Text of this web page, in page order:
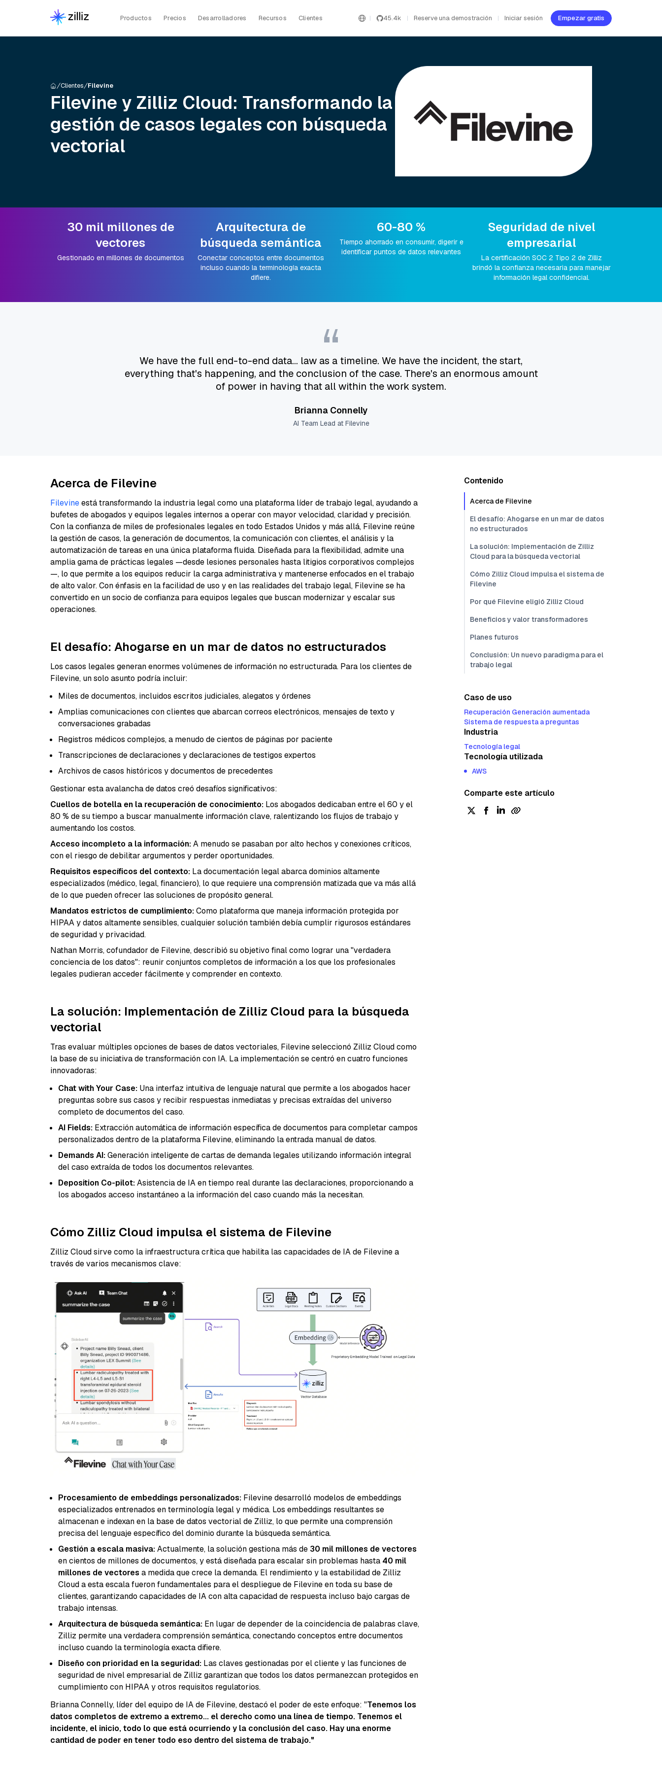
Productos Precios Desarrolladores Recursos Clientes 45.4k Reserve una demostración Iniciar sesión Empezar gratis
Clientes Filevine
Filevine y Zilliz Cloud: Transformando la
gestión de casos legales con búsqueda
vectorial
30 mil millones de
vectores
Gestionado en millones de documentos
Arquitectura de
búsqueda semántica
Conectar conceptos entre documentos
incluso cuando la terminología exacta
difiere.
60-80 %
Tiempo ahorrado en consumir, digerir e
identificar puntos de datos relevantes
Seguridad de nivel
empresarial
La certificación SOC 2 Tipo 2 de Zilliz
brindó la confianza necesaria para manejar
información legal confidencial.
“
We have the full end-to-end data... law as a timeline. We have the incident, the start,
everything that's happening, and the conclusion of the case. There's an enormous amount
of power in having that all within the work system.
Brianna Connelly
AI Team Lead at Filevine
Acerca de Filevine
Filevineestá transformando la industria legal como una plataforma líder de trabajo legal, ayudando a
bufetes de abogados y equipos legales internos a operar con mayor velocidad, claridad y precisión.
Con la confianza de miles de profesionales legales en todo Estados Unidos y más allá, Filevine reúne
la gestión de casos, la generación de documentos, la comunicación con clientes, el análisis y la
automatización de tareas en una única plataforma fluida. Diseñada para la flexibilidad, admite una
amplia gama de prácticas legales —desde lesiones personales hasta litigios corporativos complejos
—, lo que permite a los equipos reducir la carga administrativa y mantenerse enfocados en el trabajo
de alto valor. Con énfasis en la facilidad de uso y en las realidades del trabajo legal, Filevine se ha
convertido en un socio de confianza para equipos legales que buscan modernizar y escalar sus
operaciones.
El desafío: Ahogarse en un mar de datos no estructurados
Los casos legales generan enormes volúmenes de información no estructurada. Para los clientes de
Filevine, un solo asunto podría incluir:
Miles de documentos, incluidos escritos judiciales, alegatos y órdenes
Amplias comunicaciones con clientes que abarcan correos electrónicos, mensajes de texto y
conversaciones grabadas
Registros médicos complejos, a menudo de cientos de páginas por paciente
Transcripciones de declaraciones y declaraciones de testigos expertos
Archivos de casos históricos y documentos de precedentes
Gestionar esta avalancha de datos creó desafíos significativos:
Cuellos de botella en la recuperación de conocimiento: Los abogados dedicaban entre el 60 y el
80 % de su tiempo a buscar manualmente información clave, ralentizando los flujos de trabajo y
aumentando los costos.
Acceso incompleto a la información:A menudo se pasaban por alto hechos y conexiones críticos,
con el riesgo de debilitar argumentos y perder oportunidades.
Requisitos específicos del contexto: La documentación legal abarca dominios altamente
especializados (médico, legal, financiero), lo que requiere una comprensión matizada que va más allá
de lo que pueden ofrecer las soluciones de propósito general.
Mandatos estrictos de cumplimiento:Como plataforma que maneja información protegida por
HIPAA y datos altamente sensibles, cualquier solución también debía cumplir rigurosos estándares
de seguridad y privacidad.
Nathan Morris, cofundador de Filevine, describió su objetivo final como lograr una "verdadera
conciencia de los datos": reunir conjuntos completos de información a los que los profesionales
legales pudieran acceder fácilmente y comprender en contexto.
La solución: Implementación de Zilliz Cloud para la búsqueda
vectorial
Tras evaluar múltiples opciones de bases de datos vectoriales, Filevine seleccionó Zilliz Cloud como
la base de su iniciativa de transformación con IA. La implementación se centró en cuatro funciones
innovadoras:
Chat with Your Case: Una interfaz intuitiva de lenguaje natural que permite a los abogados hacer
preguntas sobre sus casos y recibir respuestas inmediatas y precisas extraídas del universo
completo de documentos del caso.
AI Fields: Extracción automática de información específica de documentos para completar campos
personalizados dentro de la plataforma Filevine, eliminando la entrada manual de datos.
Demands AI:Generación inteligente de cartas de demanda legales utilizando información integral
del caso extraída de todos los documentos relevantes.
Deposition Co-pilot:Asistencia de IA en tiempo real durante las declaraciones, proporcionando a
los abogados acceso instantáneo a la información del caso cuando más la necesitan.
Cómo Zilliz Cloud impulsa el sistema de Filevine
Zilliz Cloud sirve como la infraestructura crítica que habilita las capacidades de IA de Filevine a
través de varios mecanismos clave:
Procesamiento de embeddings personalizados: Filevine desarrolló modelos de embeddings
especializados entrenados en terminología legal y médica. Los embeddings resultantes se
almacenan e indexan en la base de datos vectorial de Zilliz, lo que permite una comprensión
precisa del lenguaje específico del dominio durante la búsqueda semántica.
Gestión a escala masiva:Actualmente, la solución gestiona más de 30 mil millones de vectores
en cientos de millones de documentos, y está diseñada para escalar sin problemas hasta 40 mil
millones de vectores a medida que crece la demanda. El rendimiento y la estabilidad de Zilliz
Cloud a esta escala fueron fundamentales para el despliegue de Filevine en toda su base de
clientes, garantizando capacidades de IA con alta capacidad de respuesta incluso bajo cargas de
trabajo intensas.
Arquitectura de búsqueda semántica: En lugar de depender de la coincidencia de palabras clave,
Zilliz permite una verdadera comprensión semántica, conectando conceptos entre documentos
incluso cuando la terminología exacta difiere.
Diseño con prioridad en la seguridad: Las claves gestionadas por el cliente y las funciones de
seguridad de nivel empresarial de Zilliz garantizan que todos los datos permanezcan protegidos en
cumplimiento con HIPAA y otros requisitos regulatorios.
Brianna Connelly, líder del equipo de IA de Filevine, destacó el poder de este enfoque: "Tenemos los
datos completos de extremo a extremo... el derecho como una línea de tiempo. Tenemos el
incidente, el inicio, todo lo que está ocurriendo y la conclusión del caso. Hay una enorme
cantidad de poder en tener todo eso dentro del sistema de trabajo."
Contenido
Acerca de Filevine
El desafío: Ahogarse en un mar de datos
no estructurados
La solución: Implementación de Zilliz
Cloud para la búsqueda vectorial
Cómo Zilliz Cloud impulsa el sistema de
Filevine
Por qué Filevine eligió Zilliz Cloud
Beneficios y valor transformadores
Planes futuros
Conclusión: Un nuevo paradigma para el
trabajo legal
Caso de uso
Recuperación Generación aumentada
Sistema de respuesta a preguntas
Industria
Tecnología legal
Tecnología utilizada
AWS
Comparte este artículo